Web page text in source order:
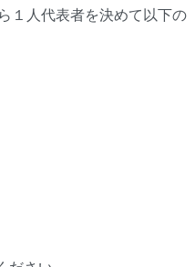
１人代表者を決めて以下の